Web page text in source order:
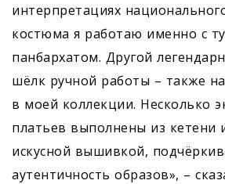
интерпретациях
костюма я работаю именно с
панбархатом. Другой
шёлк ручной работы – также
в моей коллекции. Несколько
платьев выполнены из кетени
искусной вышивкой,
аутентичность образов», –